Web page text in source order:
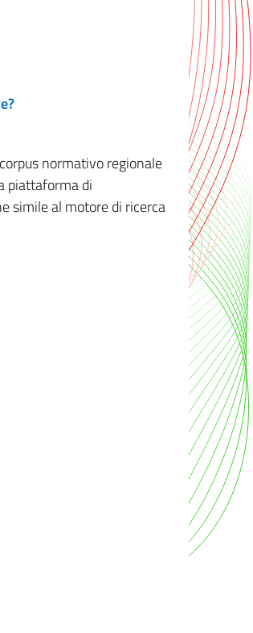
normativo regionale
piattaforma di
simile al motore di ricerca